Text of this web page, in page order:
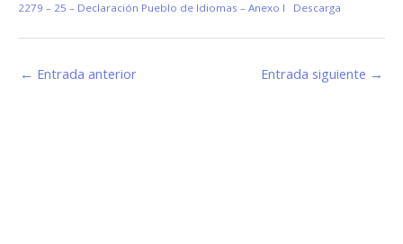
2279 – 25 – Declaración Pueblo de Idiomas – Anexo I
Descarga
← Entrada anterior Entrada siguiente →